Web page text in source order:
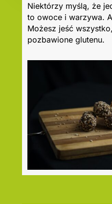
Niektórzy myślą, że
to owoce i warzywa.
Możesz jeść
pozbawione glutenu.